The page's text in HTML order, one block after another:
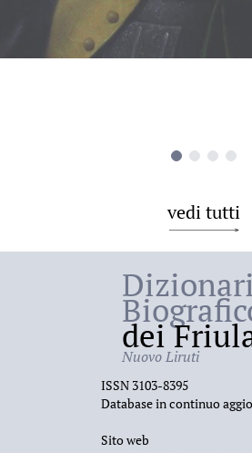
vedi tutti
dei
Nuovo Liruti
ISSN 3103-8395
Database in continuo
Sito web